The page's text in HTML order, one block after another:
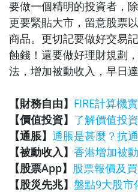
要做一個精明的投資者，
更要緊貼大市，留意股票
商品。更切記要做好交易
蝕錢！還要做好理財規劃
法，增加被動收入，早日達
【財務自由】 FIRE計算機
【價值投資】 了解價值投
【通脹】 通脹是甚麼？抗
【被動收入】 香港增加被
【股票App】 股票報價及
【股災先兆】 盤點9大股市